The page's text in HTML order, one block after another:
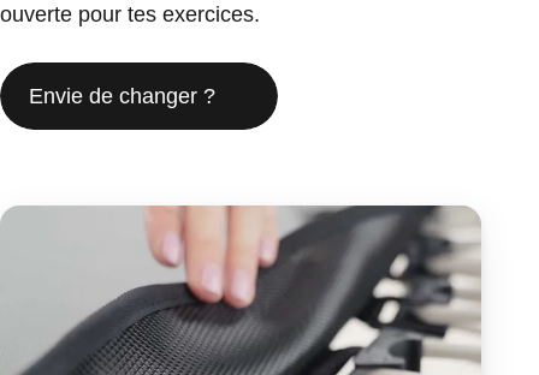
ouverte pour tes exercices.
Envie de changer ?